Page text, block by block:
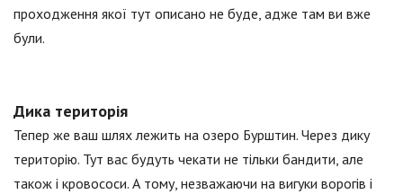
проходження якої тут описано не буде, адже там ви вже
були.
Дика територія
Тепер же ваш шлях лежить на озеро Бурштин. Через дику
територію. Тут вас будуть чекати не тільки бандити, але
також і кровососи. А тому, незважаючи на вигуки ворогів і